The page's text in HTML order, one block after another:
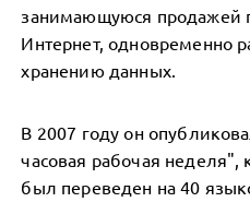
занимающуюся продажей
Интернет, одновременно
хранению данных.
В 2007 году он
часовая рабочая неделя",
был переведен на 40